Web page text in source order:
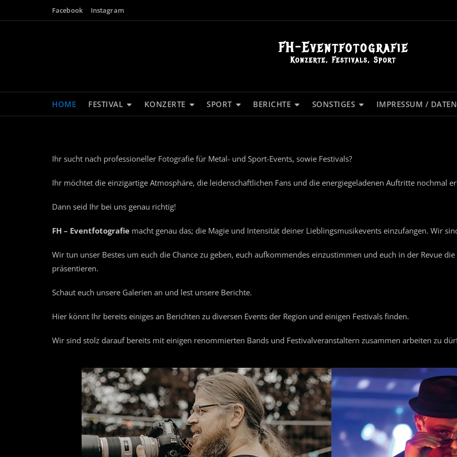
Facebook Instagram
HOME FESTIVAL KONZERTE SPORT BERICHTE SONSTIGES IMPRESSUM /
Ihr sucht nach professioneller Fotografie für Metal- und Sport-Events, sowie Festivals?
Ihr möchtet die einzigartige Atmosphäre, die leidenschaftlichen Fans und die energiegeladenen Auftritte nochmal
Dann seid Ihr bei uns genau richtig!
FH – Eventfotografie macht genau das; die Magie und Intensität deiner Lieblingsmusikevents einzufangen. Wir
Wir tun unser Bestes um euch die Chance zu geben, euch aufkommendes einzustimmen und euch in der Revue
präsentieren.
Schaut euch unsere Galerien an und lest unsere Berichte.
Hier könnt Ihr bereits einiges an Berichten zu diversen Events der Region und einigen Festivals finden.
Wir sind stolz darauf bereits mit einigen renommierten Bands und Festivalveranstaltern zusammen arbeiten zu